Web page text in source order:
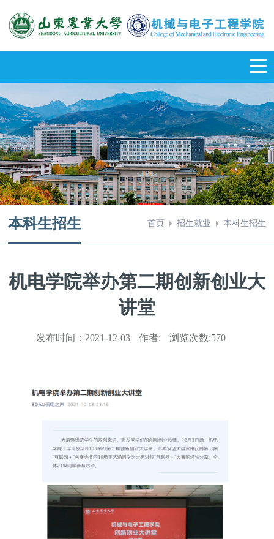
本科生招生 首页 招生就业 本科生招生
机电学院举办第二期创新创业大
讲堂
发布时间： 2021-12-03 作者: 浏览次数:570